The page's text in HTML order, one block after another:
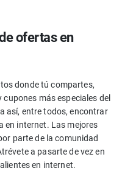
ofertas en
donde tú compartes,
más especiales del
así, entre todos, encontrar
en internet. Las mejores
parte de la comunidad
a pasarte de vez en
en internet.